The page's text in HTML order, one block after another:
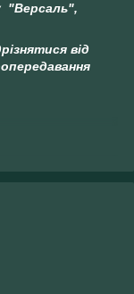
"Версаль",
від